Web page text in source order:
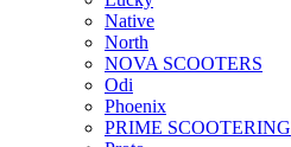
Native
North
NOVA SCOOTERS
Odi
Phoenix
PRIME SCOOTERING